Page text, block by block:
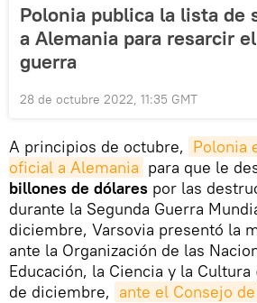
Polonia publica la lista de
a Alemania para resarcir
guerra
28 de octubre 2022, 11:35 GMT
A principios de octubre, Polonia
oficial a Alemania para que le
billones de dólares por las
durante la Segunda Guerra
diciembre, Varsovia presentó la
ante la Organización de las
Educación, la Ciencia y la
de diciembre, ante el Consejo